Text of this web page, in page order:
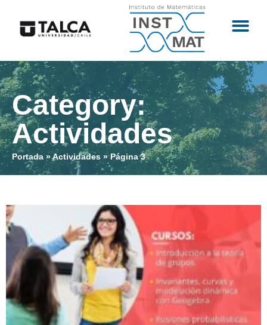
Category:
Actividades
Portada »Actividades »Página 3